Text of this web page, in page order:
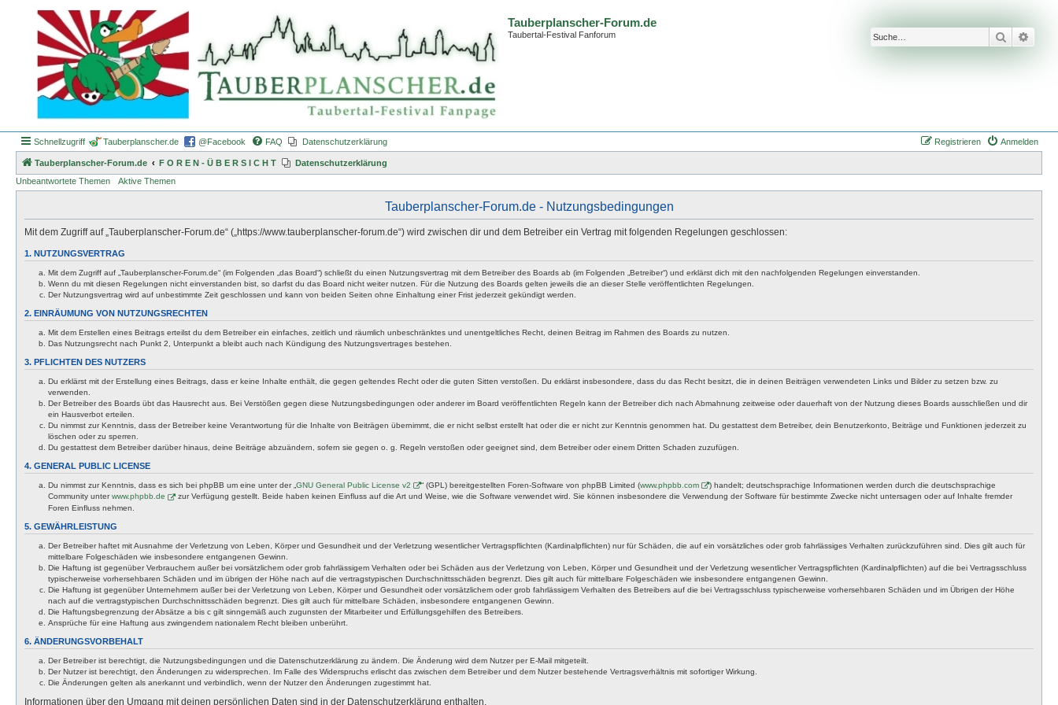
Tauberplanscher-Forum.de
Taubertal-Festival Fanforum Suche
Schnellzugriff Tauberplanscher.de @Facebook FAQ Datenschutzerklärung Anmelden
Registrieren
Tauberplanscher-Forum.de F O R E N - Ü B E R S I C H T
Datenschutzerklärung
Unbeantwortete Themen
Aktive Themen
Tauberplanscher-Forum.de - Nutzungsbedingungen
Mit dem Zugriff auf „Tauberplanscher-Forum.de“ („https://www.tauberplanscher-forum.de“) wird zwischen dir und dem Betreiber ein Vertrag mit folgenden Regelungen geschlossen:
1. NUTZUNGSVERTRAG
Mit dem Zugriff auf „Tauberplanscher-Forum.de“ (im Folgenden „das Board“) schließt du einen Nutzungsvertrag mit dem Betreiber des Boards ab (im Folgenden „Betreiber“) und erklärst dich mit den nachfolgenden Regelungen einverstanden.
Wenn du mit diesen Regelungen nicht einverstanden bist, so darfst du das Board nicht weiter nutzen. Für die Nutzung des Boards gelten jeweils die an dieser Stelle veröffentlichten Regelungen.
Der Nutzungsvertrag wird auf unbestimmte Zeit geschlossen und kann von beiden Seiten ohne Einhaltung einer Frist jederzeit gekündigt werden.
2. EINRÄUMUNG VON NUTZUNGSRECHTEN
Mit dem Erstellen eines Beitrags erteilst du dem Betreiber ein einfaches, zeitlich und räumlich unbeschränktes und unentgeltliches Recht, deinen Beitrag im Rahmen des Boards zu nutzen.
Das Nutzungsrecht nach Punkt 2, Unterpunkt a bleibt auch nach Kündigung des Nutzungsvertrages bestehen.
3. PFLICHTEN DES NUTZERS
Du erklärst mit der Erstellung eines Beitrags, dass er keine Inhalte enthält, die gegen geltendes Recht oder die guten Sitten verstoßen. Du erklärst insbesondere, dass du das Recht besitzt, die in deinen Beiträgen verwendeten Links und Bilder zu setzen bzw. zu
verwenden.
Der Betreiber des Boards übt das Hausrecht aus. Bei Verstößen gegen diese Nutzungsbedingungen oder anderer im Board veröffentlichten Regeln kann der Betreiber dich nach Abmahnung zeitweise oder dauerhaft von der Nutzung dieses Boards ausschließen und dir
ein Hausverbot erteilen.
Du nimmst zur Kenntnis, dass der Betreiber keine Verantwortung für die Inhalte von Beiträgen übernimmt, die er nicht selbst erstellt hat oder die er nicht zur Kenntnis genommen hat. Du gestattest dem Betreiber, dein Benutzerkonto, Beiträge und Funktionen jederzeit zu
löschen oder zu sperren.
Du gestattest dem Betreiber darüber hinaus, deine Beiträge abzuändern, sofern sie gegen o. g. Regeln verstoßen oder geeignet sind, dem Betreiber oder einem Dritten Schaden zuzufügen.
4. GENERAL PUBLIC LICENSE
Du nimmst zur Kenntnis, dass es sich bei phpBB um eine unter der „ GNU General Public License v2 “ (GPL) bereitgestellten Foren-Software von phpBB Limited (www.phpbb.com
) handelt; deutschsprachige Informationen werden durch die deutschsprachige
Community unterwww.phpbb.de
zur Verfügung gestellt. Beide haben keinen Einfluss auf die Art und Weise, wie die Software verwendet wird. Sie können insbesondere die Verwendung der Software für bestimmte Zwecke nicht untersagen oder auf Inhalte fremder
Foren Einfluss nehmen.
5. GEWÄHRLEISTUNG
Der Betreiber haftet mit Ausnahme der Verletzung von Leben, Körper und Gesundheit und der Verletzung wesentlicher Vertragspflichten (Kardinalpflichten) nur für Schäden, die auf ein vorsätzliches oder grob fahrlässiges Verhalten zurückzuführen sind. Dies gilt auch für
mittelbare Folgeschäden wie insbesondere entgangenen Gewinn.
Die Haftung ist gegenüber Verbrauchern außer bei vorsätzlichem oder grob fahrlässigem Verhalten oder bei Schäden aus der Verletzung von Leben, Körper und Gesundheit und der Verletzung wesentlicher Vertragspflichten (Kardinalpflichten) auf die bei Vertragsschluss
typischerweise vorhersehbaren Schäden und im übrigen der Höhe nach auf die vertragstypischen Durchschnittsschäden begrenzt. Dies gilt auch für mittelbare Folgeschäden wie insbesondere entgangenen Gewinn.
Die Haftung ist gegenüber Unternehmern außer bei der Verletzung von Leben, Körper und Gesundheit oder vorsätzlichem oder grob fahrlässigem Verhalten des Betreibers auf die bei Vertragsschluss typischerweise vorhersehbaren Schäden und im Übrigen der Höhe
nach auf die vertragstypischen Durchschnittsschäden begrenzt. Dies gilt auch für mittelbare Schäden, insbesondere entgangenen Gewinn.
Die Haftungsbegrenzung der Absätze a bis c gilt sinngemäß auch zugunsten der Mitarbeiter und Erfüllungsgehilfen des Betreibers.
Ansprüche für eine Haftung aus zwingendem nationalem Recht bleiben unberührt.
6. ÄNDERUNGSVORBEHALT
Der Betreiber ist berechtigt, die Nutzungsbedingungen und die Datenschutzerklärung zu ändern. Die Änderung wird dem Nutzer per E-Mail mitgeteilt.
Der Nutzer ist berechtigt, den Änderungen zu widersprechen. Im Falle des Widerspruchs erlischt das zwischen dem Betreiber und dem Nutzer bestehende Vertragsverhältnis mit sofortiger Wirkung.
Die Änderungen gelten als anerkannt und verbindlich, wenn der Nutzer den Änderungen zugestimmt hat.
Informationen über den Umgang mit deinen persönlichen Daten sind in der Datenschutzerklärung enthalten.